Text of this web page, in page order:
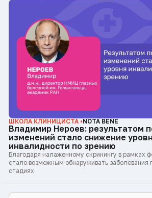
ШКОЛА КЛИНИЦИСТА •NOTA BENE
Владимир Нероев: результатом
изменений стало снижение
инвалидности по зрению
Благодаря налаженному скринингу в рамках
стало возможным обнаруживать заболевания
стадиях